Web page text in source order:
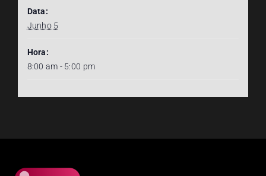
Data:
Junho 5
Hora:
8:00 am - 5:00 pm